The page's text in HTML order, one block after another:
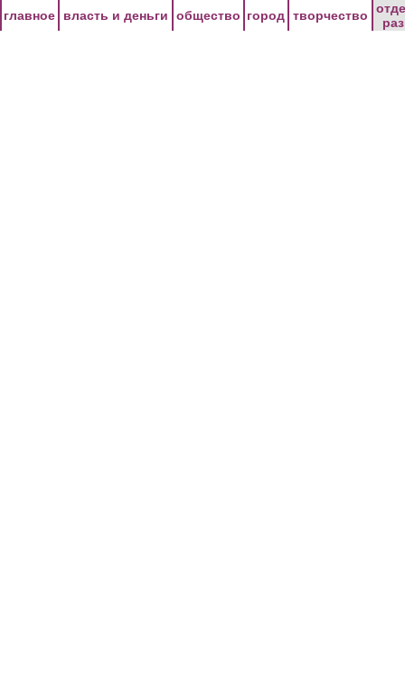
главное власть и деньги общество город творчество